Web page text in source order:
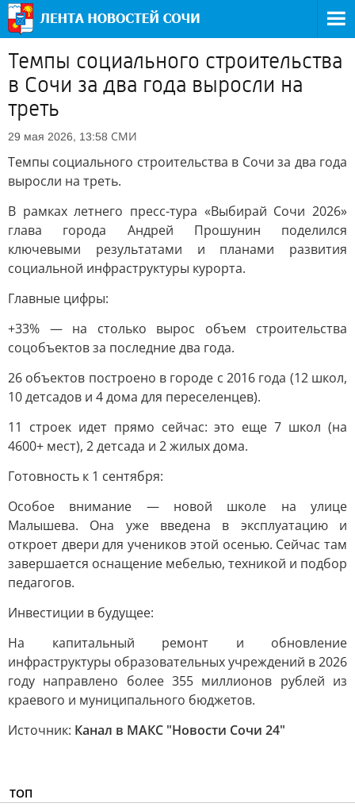
Темпы социального строительства
в Сочи за два года выросли на
треть
29 мая 2026, 13:58 СМИ
Темпы социального строительства в Сочи за два года
выросли на треть.
В рамках летнего пресс-тура «Выбирай Сочи 2026»
глава города Андрей Прошунин поделился
ключевыми результатами и планами развития
социальной инфраструктуры курорта.
Главные цифры:
+33% — на столько вырос объем строительства
соцобъектов за последние два года.
26 объектов построено в городе с 2016 года (12 школ,
10 детсадов и 4 дома для переселенцев).
11 строек идет прямо сейчас: это еще 7 школ (на
4600+ мест), 2 детсада и 2 жилых дома.
Готовность к 1 сентября:
Особое внимание — новой школе на улице
Малышева. Она уже введена в эксплуатацию и
откроет двери для учеников этой осенью. Сейчас там
завершается оснащение мебелью, техникой и подбор
педагогов.
Инвестиции в будущее:
На капитальный ремонт и обновление
инфраструктуры образовательных учреждений в 2026
году направлено более 355 миллионов рублей из
краевого и муниципального бюджетов.
Источник: Канал в МАКС "Новости Сочи 24"
ТОП